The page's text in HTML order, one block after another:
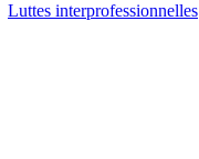
Luttes interprofessionnelles